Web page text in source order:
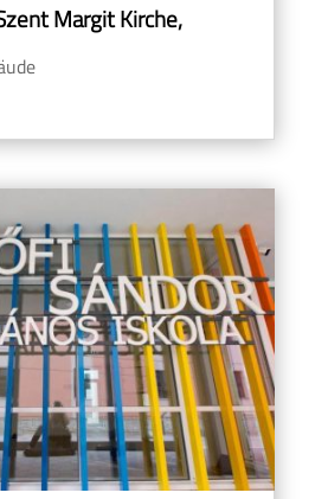
Margit Kirche,